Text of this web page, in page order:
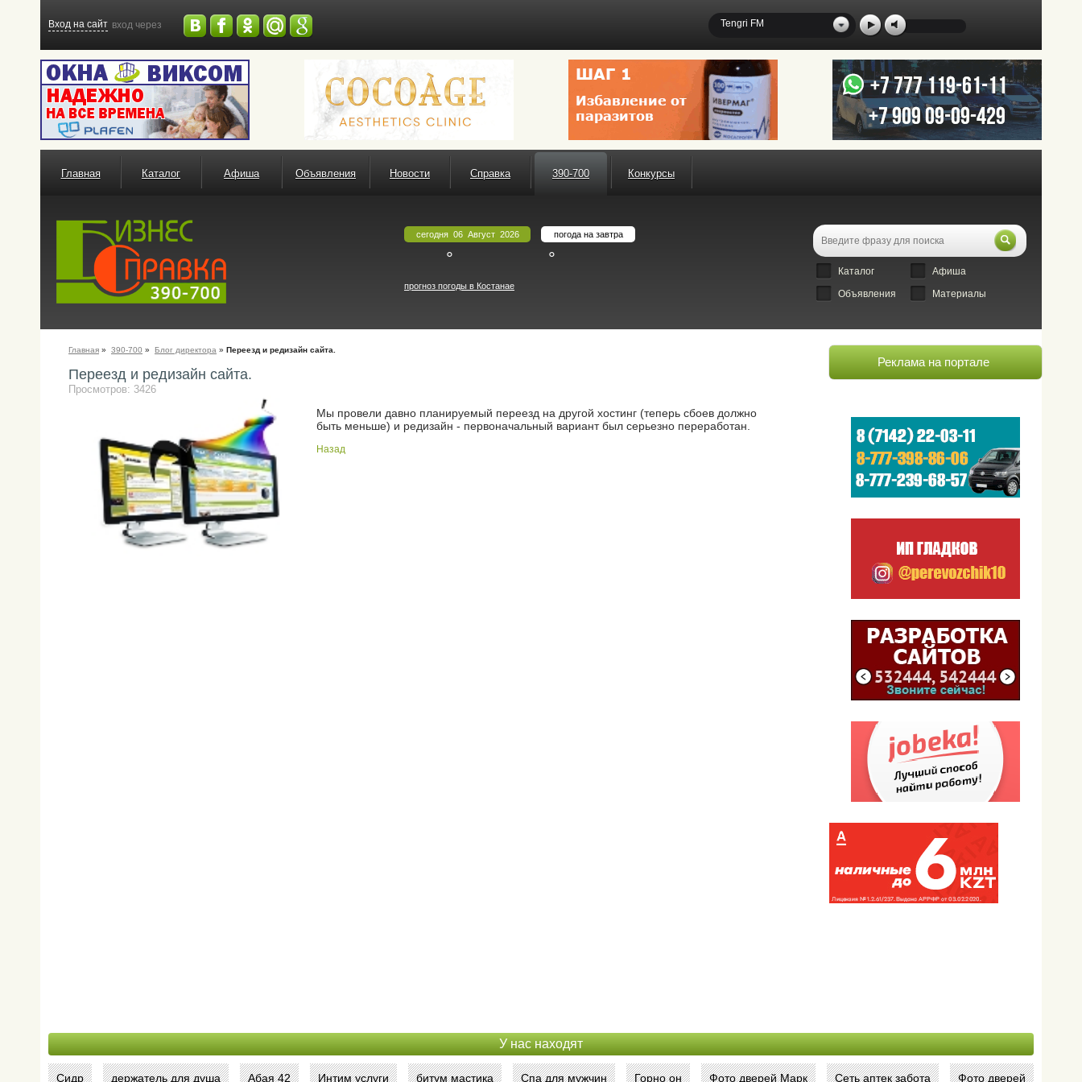
Вход на сайт вход через Tengri FM
Главная Каталог Афиша Объявления Новости Справка 390-700 Конкурсы
сегодня 06 Август 2026
°
погода на завтра
°
прогноз погоды в Костанае
Каталог
Афиша
Объявления
Материалы
Главная » 390-700 » Блог директора » Переезд и редизайн сайта.
Переезд и редизайн сайта.
Просмотров: 3426
Мы провели давно планируемый переезд на другой хостинг (теперь сбоев должно
быть меньше) и редизайн - первоначальный вариант был серьезно переработан.
Назад
Реклама на портале
У нас находят
Сидр держатель для душа Абая 42 Интим услуги битум мастика Спа для мужчин Горно он Фото дверей Марк Сеть аптек забота Фото дверей